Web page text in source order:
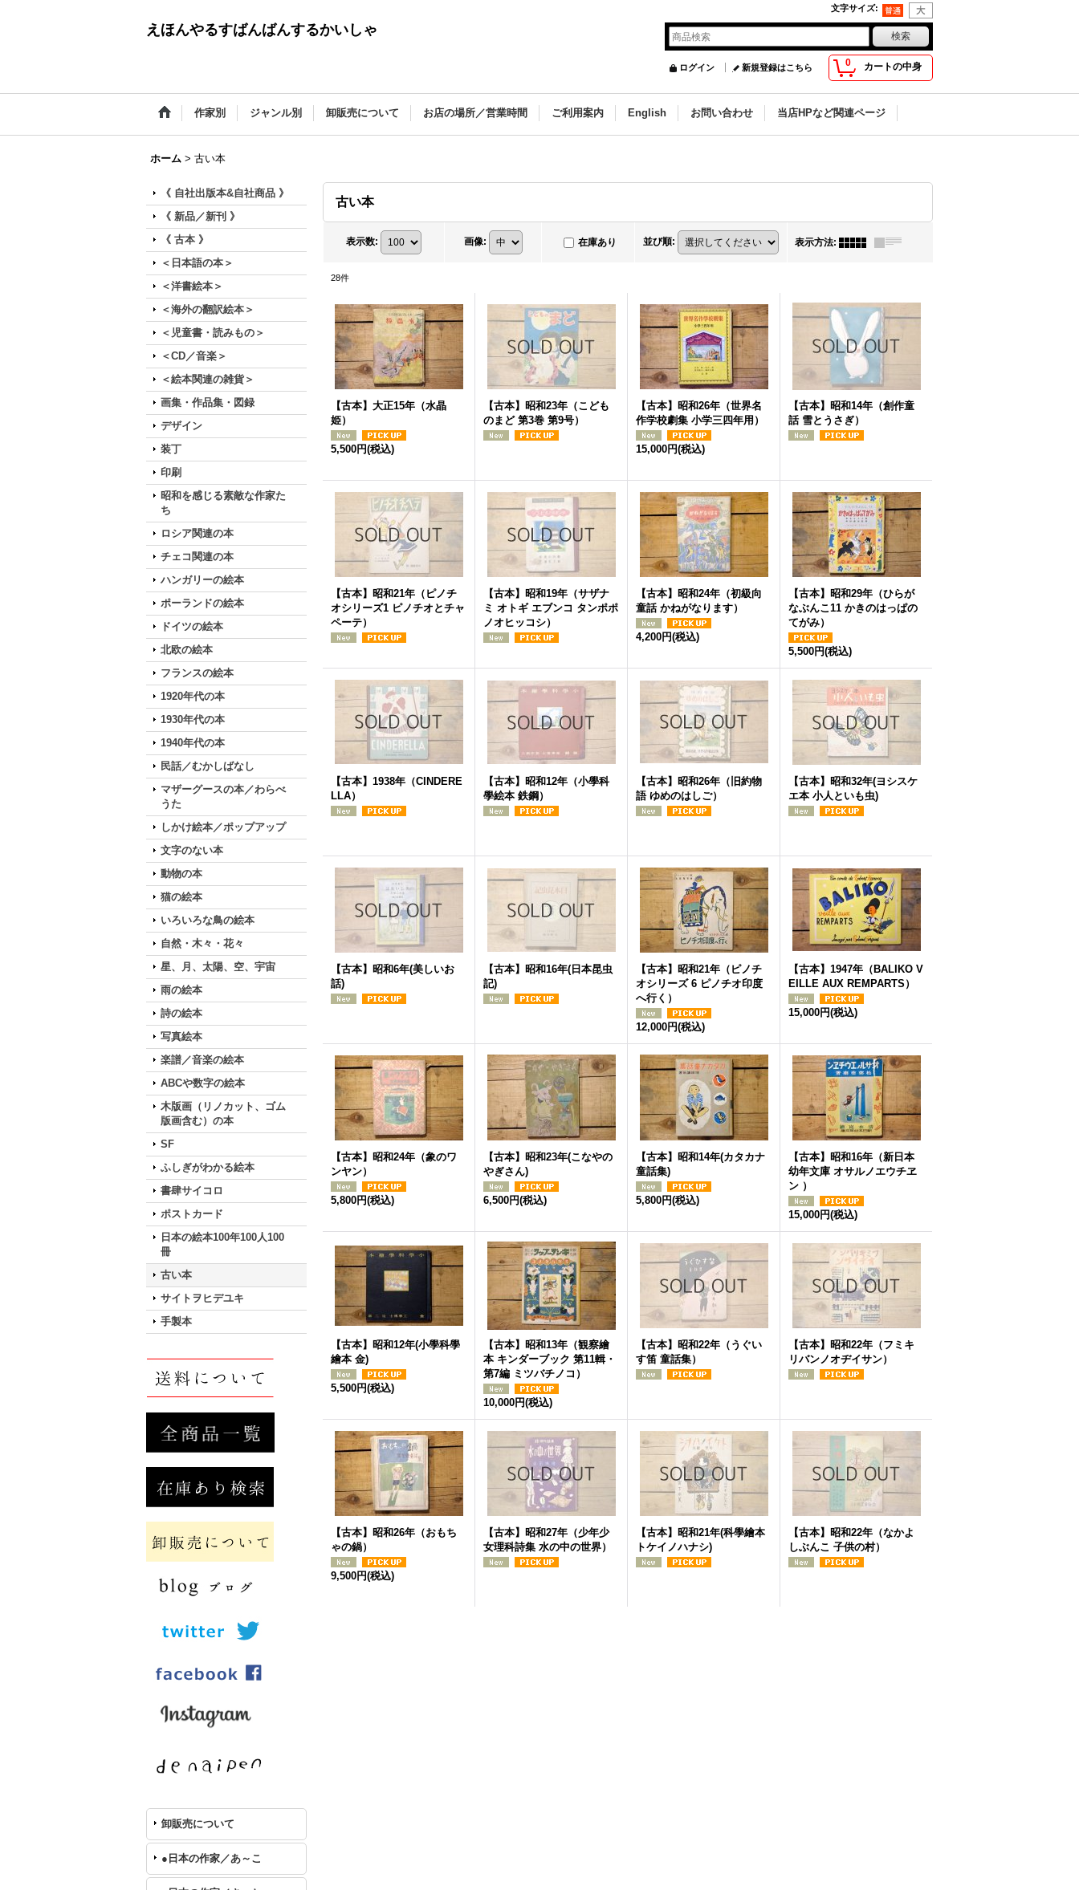
文字サイズ:
えほんやるすばんばんするかいしゃ
0 カートの中身
ログイン 新規登録はこちら
作家別 ジャンル別 卸販売について お店の場所／営業時間 ご利用案内 English お問い合わせ 当店HPなど関連ページ
ホーム > 古い本
《 自社出版本&自社商品 》
《 新品／新刊 》
《 古本 》
＜日本語の本＞
＜洋書絵本＞
＜海外の翻訳絵本＞
＜児童書・読みもの＞
＜CD／音楽＞
＜絵本関連の雑貨＞
画集・作品集・図録
デザイン
装丁
印刷
昭和を感じる素敵な作家た
ち
ロシア関連の本
チェコ関連の本
ハンガリーの絵本
ポーランドの絵本
ドイツの絵本
北欧の絵本
フランスの絵本
1920年代の本
1930年代の本
1940年代の本
民話／むかしばなし
マザーグースの本／わらべ
うた
しかけ絵本／ポップアップ
文字のない本
動物の本
猫の絵本
いろいろな鳥の絵本
自然・木々・花々
星、月、太陽、空、宇宙
雨の絵本
詩の絵本
写真絵本
楽譜／音楽の絵本
ABCや数字の絵本
木版画（リノカット、ゴム
版画含む）の本
SF
ふしぎがわかる絵本
書肆サイコロ
ポストカード
日本の絵本100年100人100
冊
古い本
サイトヲヒデユキ
手製本
卸販売について
●日本の作家／あ～こ
古い本
表示数: 画像: 在庫あり 並び順: 表示方法:
28件
【古本】大正15年（水晶
姫）
5,500円(税込)
【古本】昭和23年（こども
のまど 第3巻 第9号）
【古本】昭和26年（世界名
作学校劇集 小学三四年用）
15,000円(税込)
【古本】昭和14年（創作童
話 雪とうさぎ）
【古本】昭和21年（ピノチ
オシリーズ1 ピノチオとチャ
ペーテ）
【古本】昭和19年（サザナ
ミ オトギ エブンコ タンポポ
ノオヒッコシ）
【古本】昭和24年（初級向
童話 かねがなります）
4,200円(税込)
【古本】昭和29年（ひらが
なぶんこ11 かきのはっぱの
てがみ）
5,500円(税込)
【古本】1938年（CINDERE
LLA）
【古本】昭和12年（小學科
學絵本 鉄鋼）
【古本】昭和26年（旧約物
語 ゆめのはしご）
【古本】昭和32年(ヨシスケ
エ本 小人といも虫)
【古本】昭和6年(美しいお
話)
【古本】昭和16年(日本昆虫
記)
【古本】昭和21年（ピノチ
オシリーズ 6 ピノチオ印度
へ行く）
12,000円(税込)
【古本】1947年（BALIKO V
EILLE AUX REMPARTS）
15,000円(税込)
【古本】昭和24年（象のワ
ンヤン）
5,800円(税込)
【古本】昭和23年(こなやの
やぎさん)
6,500円(税込)
【古本】昭和14年(カタカナ
童話集)
5,800円(税込)
【古本】昭和16年（新日本
幼年文庫 オサルノエウチヱ
ン ）
15,000円(税込)
【古本】昭和12年(小學科學
繪本 金)
5,500円(税込)
【古本】昭和13年（観察繪
本 キンダーブック 第11輯・
第7編 ミツバチノコ）
10,000円(税込)
【古本】昭和22年（うぐい
す笛 童話集）
【古本】昭和22年（フミキ
リバンノオヂイサン）
【古本】昭和26年（おもち
ゃの鍋）
9,500円(税込)
【古本】昭和27年（少年少
女理科詩集 水の中の世界）
【古本】昭和21年(科學繪本
トケイノハナシ)
【古本】昭和22年（なかよ
しぶんこ 子供の村）